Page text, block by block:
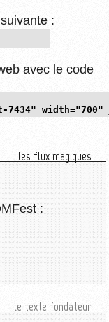
:
avec le code
les flux magiques
:
le texte fondateur